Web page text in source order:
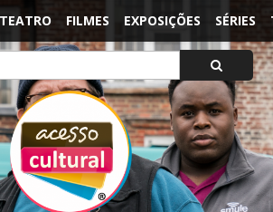
TEATRO FILMES EXPOSIÇÕES SÉRIES